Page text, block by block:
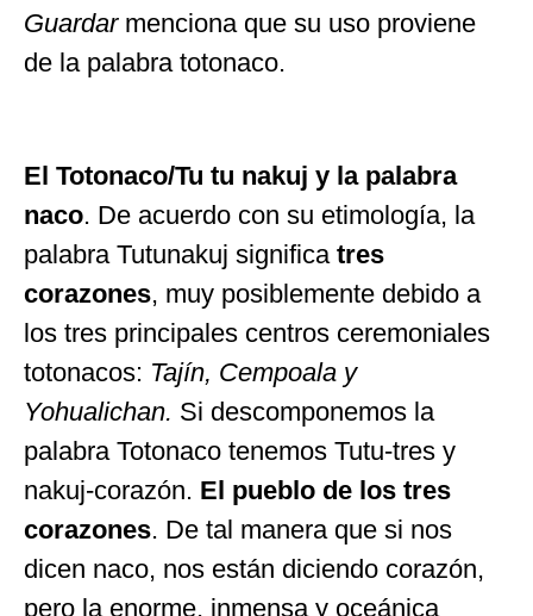
Guardarmenciona que su uso proviene
de la palabra totonaco.
El Totonaco/Tu tu nakuj y la palabra
naco. De acuerdo con su etimología, la
palabra Tutunakuj significa tres
corazones, muy posiblemente debido a
los tres principales centros ceremoniales
totonacos: Tajín, Cempoala y
Yohualichan. Si descomponemos la
palabra Totonaco tenemos Tutu-tres y
nakuj-corazón. El pueblo de los tres
corazones. De tal manera que si nos
dicen naco, nos están diciendo corazón,
pero la enorme, inmensa y oceánica